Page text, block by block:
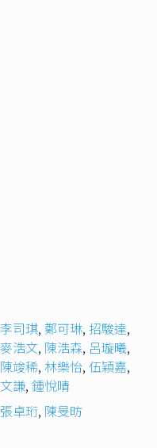
李司琪, 鄭可琳,招駿達,
麥浩文, 陳浩森, 呂璇曦,
陳竣稀,林樂怡,伍穎嘉,
謙,鍾悅晴
張卓珩, 陳旻昉